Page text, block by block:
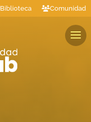
Biblioteca Comunidad